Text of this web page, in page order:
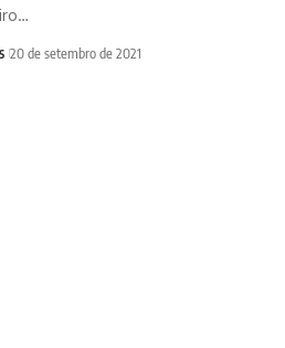
20 de setembro de 2021